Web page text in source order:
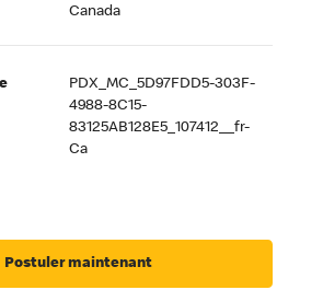
Canada
PDX_MC_5D97FDD5-303F-
4988-8C15-
83125AB128E5_107412__fr-
Ca
Postuler maintenant